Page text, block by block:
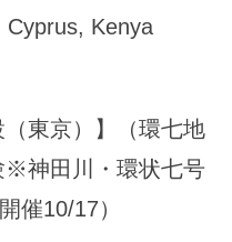
Cyprus, Kenya
（東京）】（環七地
※神田川・環状七号
催10/17）